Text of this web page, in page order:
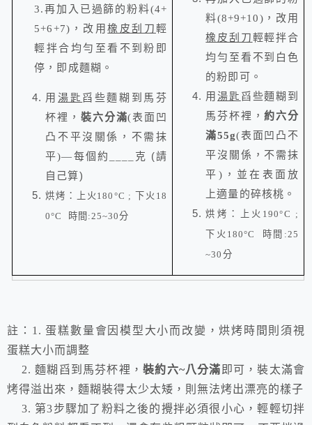
3.再加 入已過篩的粉料(4+
5+6+7) ，改用橡皮刮刀輕
輕拌合均勻至看不到粉即
停，即成麵糊。
用 湯匙 舀些麵糊到馬芬
杯裡， 裝六分滿(表面凹
凸不平沒關係，不需抹
平)—每個約 克
(請
自己算)
烘烤：上火 180°C ;下火 18
0°C
時間 :25~30分
料(8+9+10) ，改用
橡皮刮刀輕輕拌合
均勻至看不到白色
的粉即可。
用湯匙 舀些麵糊到
馬芬杯裡，約六分
滿55g(表面凹凸不
平沒關係，不需抹
平 ) ，並在表面放
上適量的碎核桃。
烘烤：上火 190°C ;
下火 180°C 時間 :25
~30 分
註： 1.蛋糕數量會因模型大小而改變，烘烤時間則須視
蛋糕大小而調整
2.麵糊舀到馬芬杯裡，裝約六~八分滿 即可，裝太滿會
烤得溢出來，麵糊裝得太少太矮，則無法烤出漂亮的樣子
3. 第3步驟加了粉料之後的攪拌必須很小心，輕輕切拌